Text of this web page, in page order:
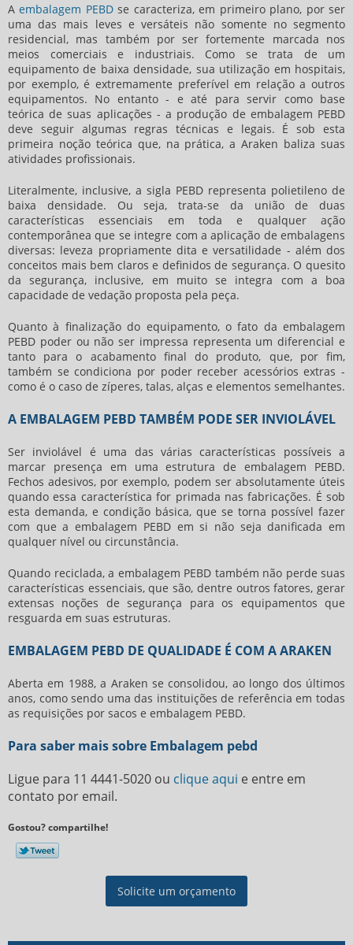
Aembalagem PEBDse caracteriza, em primeiro plano, por ser
uma das mais leves e versáteis não somente no segmento
residencial, mas também por ser fortemente marcada nos
meios comerciais e industriais. Como se trata de um
equipamento de baixa densidade, sua utilização em hospitais,
por exemplo, é extremamente preferível em relação a outros
equipamentos. No entanto - e até para servir como base
teórica de suas aplicações - a produção de embalagem PEBD
deve seguir algumas regras técnicas e legais. É sob esta
primeira noção teórica que, na prática, a Araken baliza suas
atividades profissionais.
Literalmente, inclusive, a sigla PEBD representa polietileno de
baixa densidade. Ou seja, trata-se da união de duas
características essenciais em toda e qualquer ação
contemporânea que se integre com a aplicação de embalagens
diversas: leveza propriamente dita e versatilidade - além dos
conceitos mais bem claros e definidos de segurança. O quesito
da segurança, inclusive, em muito se integra com a boa
capacidade de vedação proposta pela peça.
Quanto à finalização do equipamento, o fato da embalagem
PEBD poder ou não ser impressa representa um diferencial e
tanto para o acabamento final do produto, que, por fim,
também se condiciona por poder receber acessórios extras -
como é o caso de zíperes, talas, alças e elementos semelhantes.
A EMBALAGEM PEBD TAMBÉM PODE SER INVIOLÁVEL
Ser inviolável é uma das várias características possíveis a
marcar presença em uma estrutura de embalagem PEBD.
Fechos adesivos, por exemplo, podem ser absolutamente úteis
quando essa característica for primada nas fabricações. É sob
esta demanda, e condição básica, que se torna possível fazer
com que a embalagem PEBD em si não seja danificada em
qualquer nível ou circunstância.
Quando reciclada, a embalagem PEBD também não perde suas
características essenciais, que são, dentre outros fatores, gerar
extensas noções de segurança para os equipamentos que
resguarda em suas estruturas.
EMBALAGEM PEBD DE QUALIDADE É COM A ARAKEN
Aberta em 1988, a Araken se consolidou, ao longo dos últimos
anos, como sendo uma das instituições de referência em todas
as requisições por sacos e embalagem PEBD.
Para saber mais sobre Embalagem pebd
Ligue para 11 4441-5020 ou clique aqui e entre em
contato por email.
Gostou? compartilhe!
Solicite um orçamento